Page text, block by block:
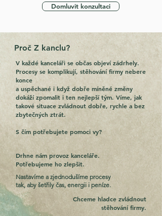
Domluvit konzultaci
Proč Z kanclu?
V každé kanceláři se občas objeví zádrhely.
Procesy se komplikují, stěhování firmy nebere
konce
a uspěchané i když dobře míněné změny
dokáží zpomalit i ten nejlepší tým. Víme, jak
takové situace zvládnout dobře, rychle a bez
zbytečných ztrát.
S čím potřebujete pomoci vy?
Drhne nám provoz kanceláře.
Potřebujeme ho zlepšit.
Nastavíme a zjednodušíme procesy
tak, aby šetřily čas, energii i peníze.
Chceme hladce zvládnout
stěhování firmy.